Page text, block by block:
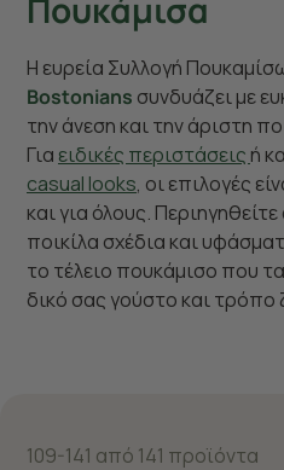
Πουκάμισα
Η ευρεία Συλλογή
Bostonians συνδυάζει με
την άνεση και την άριστη
Για ειδικές περιστάσεις ή
casual looks, οι επιλογές
και για όλους.
ποικίλα σχέδια και
το τέλειο πουκάμισο που
δικό σας γούστο και τρόπο
109-141 από 141 προϊόντα